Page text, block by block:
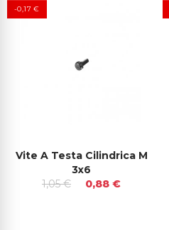
-0,17 €
Vite A Testa Cilindrica M
3x6
1,05 €
0,88 €